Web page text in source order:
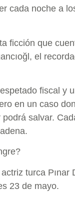
cada noche a
ficción que
el
fiscal y
en un caso
salvar.
turca Pınar
23 de mayo.